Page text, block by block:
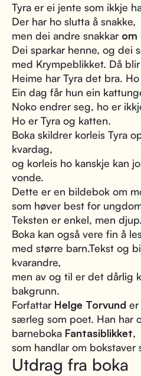
Tyra er ei jente som ikkje
Der har ho slutta å snakke,
men dei andre snakkar om
Dei sparkar henne, og dei
med Krympeblikket. Då
Heime har Tyra det bra.
Ein dag får hun ein
Noko endrer seg, ho er
Ho er Tyra og katten.
Boka skildrer korleis Tyra
kvardag,
og korleis ho kanskje kan
vonde.
Dette er en bildebok om
som høver best for
Teksten er enkel, men djup.
Boka kan også vere fin å
med større barn.Tekst og
kvarandre,
men av og til er det dårlig
bakgrunn.
Forfattar Helge Torvund
særleg som poet. Han har
barneboka Fantasiblikket,
som handlar om bokstaver
Utdrag fra boka